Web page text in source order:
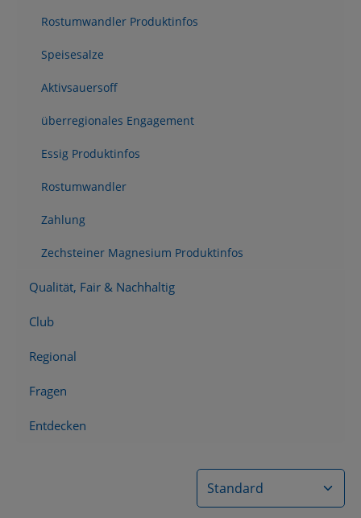
Rostumwandler Produktinfos
Speisesalze
Aktivsauersoff
überregionales Engagement
Essig Produktinfos
Rostumwandler
Zahlung
Zechsteiner Magnesium Produktinfos
Qualität, Fair & Nachhaltig
Club
Regional
Fragen
Entdecken